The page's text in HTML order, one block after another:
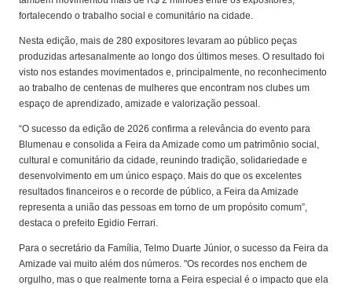
fortalecendo o trabalho social e comunitário na cidade.
Nesta edição, mais de 280 expositores levaram ao público peças
produzidas artesanalmente ao longo dos últimos meses. O resultado foi
visto nos estandes movimentados e, principalmente, no reconhecimento
ao trabalho de centenas de mulheres que encontram nos clubes um
espaço de aprendizado, amizade e valorização pessoal.
“O sucesso da edição de 2026 confirma a relevância do evento para
Blumenau e consolida a Feira da Amizade como um patrimônio social,
cultural e comunitário da cidade, reunindo tradição, solidariedade e
desenvolvimento em um único espaço. Mais do que os excelentes
resultados financeiros e o recorde de público, a Feira da Amizade
representa a união das pessoas em torno de um propósito comum”,
destaca o prefeito Egidio Ferrari.
Para o secretário da Família, Telmo Duarte Júnior, o sucesso da Feira da
Amizade vai muito além dos números. "Os recordes nos enchem de
orgulho, mas o que realmente torna a Feira especial é o impacto que ela